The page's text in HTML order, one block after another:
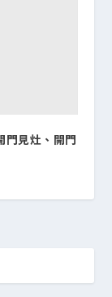
門見灶、開門